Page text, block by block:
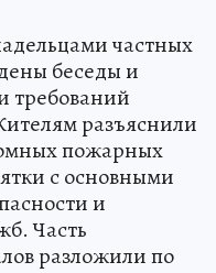
частных
беседы и
требований
разъяснили
пожарных
с основными
и
Часть
разложили по